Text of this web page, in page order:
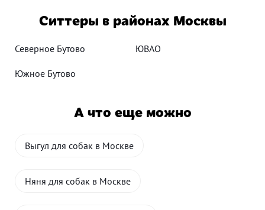
Ситтеры в районах Москвы
Северное Бутово ЮВАО
Южное Бутово
А что еще можно
Выгул для собак в Москве
Няня для собак в Москве